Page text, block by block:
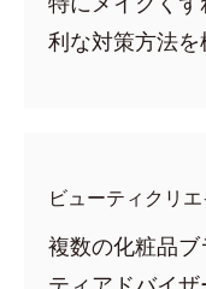
利な対策方法を
ビューティクリ
複数の化粧品